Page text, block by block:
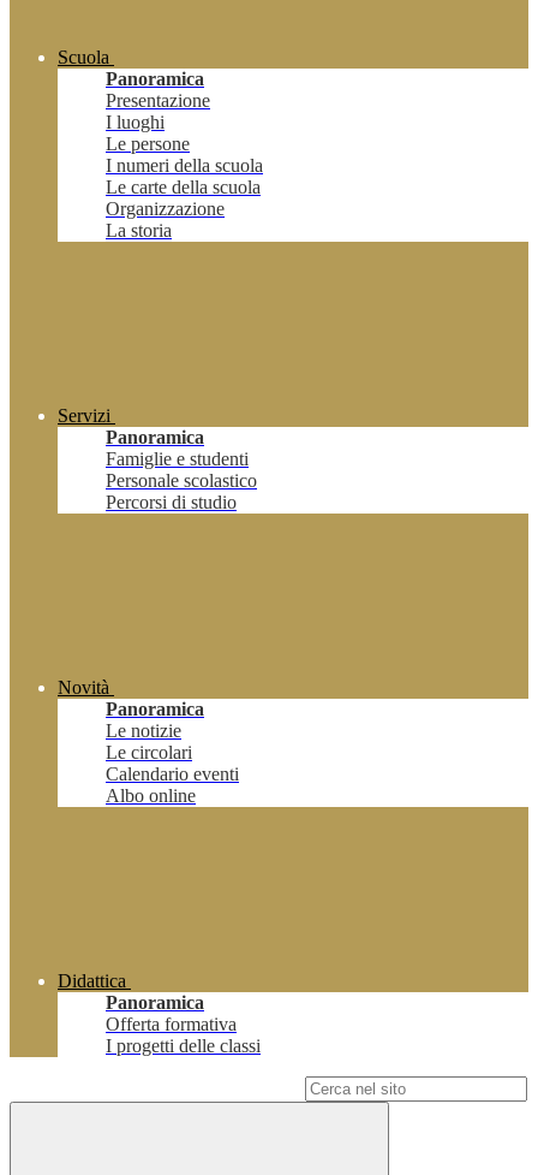
Scuola
Panoramica
Presentazione
I luoghi
Le persone
I numeri della scuola
Le carte della scuola
Organizzazione
La storia
Servizi
Panoramica
Famiglie e studenti
Personale scolastico
Percorsi di studio
Novità
Panoramica
Le notizie
Le circolari
Calendario eventi
Albo online
Didattica
Panoramica
Offerta formativa
I progetti delle classi